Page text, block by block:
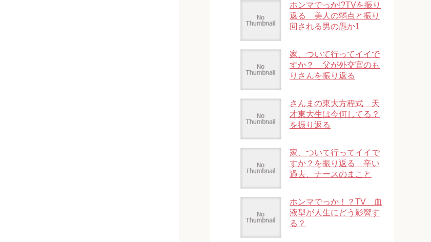
ホンマでっか!?TVを振り
返る 美人の弱点と振り
回される男の愚か1
家、ついて行ってイイで
すか？ 父が外交官のも
りさんを振り返る
さんまの東大方程式 天
才東大生は今何してる？
を振り返る
家、ついて行ってイイで
すか？を振り返る 辛い
過去、ナースのまこと
ホンマでっか！？TV 血
液型が人生にどう影響す
る？